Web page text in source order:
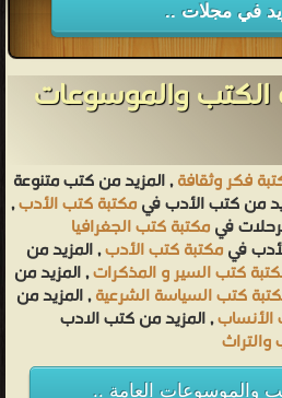
في مجلات ..
والموسوعات
فكر وثقافة, المزيد من كتب متنوعة
من كتب الأدب فيمكتبة كتب الأدب,
فيمكتبة كتب الجغرافيا
فيمكتبة كتب الأدب, المزيد من
كتب السير و المذكرات, المزيد من
كتب السياسة الشرعية, المزيد من
, المزيد من كتب الادب
والموسوعات العامة ..